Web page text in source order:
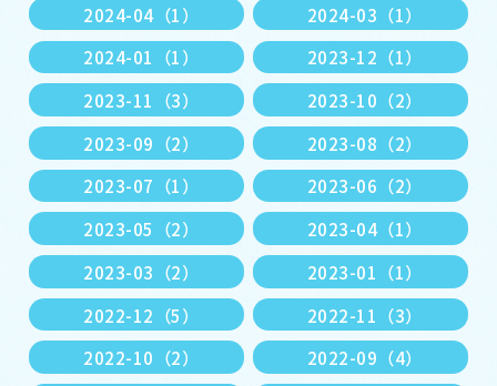
2024-04（1）
2024-03（1）
2024-01（1）
2023-12（1）
2023-11（3）
2023-10（2）
2023-09（2）
2023-08（2）
2023-07（1）
2023-06（2）
2023-05（2）
2023-04（1）
2023-03（2）
2023-01（1）
2022-12（5）
2022-11（3）
2022-10（2）
2022-09（4）